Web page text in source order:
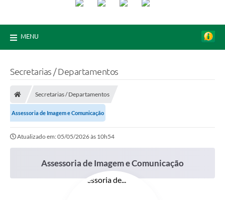
MENU
Secretarias / Departamentos
Secretarias / Departamentos
Assessoria de Imagem e Comunicação
Atualizado em: 05/05/2026 às 10h54
Assessoria de Imagem e Comunicação